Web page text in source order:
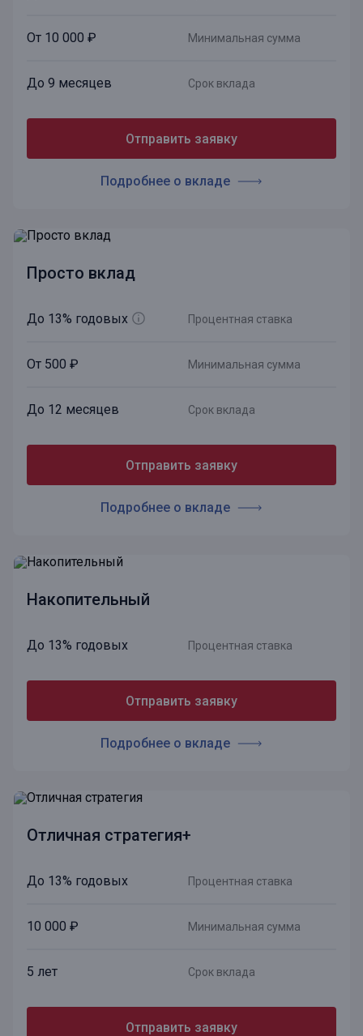
От 10 000 ₽ Минимальная сумма
До 9 месяцев Срок вклада
Отправить заявку
Подробнее о вкладе
Просто вклад
До 13% годовых Процентная ставка
От 500 ₽ Минимальная сумма
До 12 месяцев Срок вклада
Отправить заявку
Подробнее о вкладе
Накопительный
До 13% годовых Процентная ставка
Отправить заявку
Подробнее о вкладе
Отличная стратегия+
До 13% годовых Процентная ставка
10 000 ₽ Минимальная сумма
5 лет Срок вклада
Отправить заявку